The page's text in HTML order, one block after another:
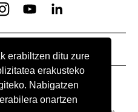
erabiltzen ditu zure
erakusteko
Nabigatzen
onartzen